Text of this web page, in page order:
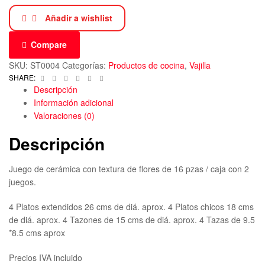
Añadir a wishlist
Compare
SKU: ST0004 Categorías: Productos de cocina, Vajilla
SHARE: Facebook
TwitterLinkedinGoogle+Pinterest
Descripción
Información adicional
Valoraciones (0)
Descripción
Juego de cerámica con textura de flores de 16 pzas / caja con 2
juegos.
4 Platos extendidos 26 cms de diá. aprox. 4 Platos chicos 18 cms
de diá. aprox. 4 Tazones de 15 cms de diá. aprox. 4 Tazas de 9.5
*8.5 cms aprox
Precios IVA incluido